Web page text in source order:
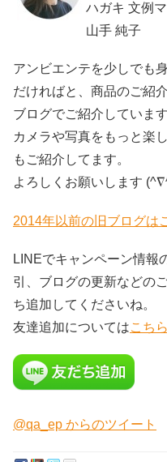
ハガキ 文例
山手 純子
アンビエンテを少しでも
だければと、商品のご紹
ブログでご紹介しています
カメラや写真をもっと楽
もご紹介してます。
よろしくお願いします
2014年以前の旧ブログは
LINEでキャンペーン情報
引、ブログの更新などの
ち追加してくださいね。
友達追加についてはこち
@qa_ep からのツイート